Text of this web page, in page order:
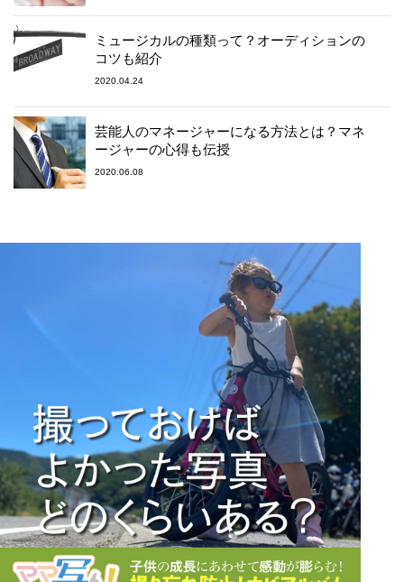
ミュージカルの種類って？オーディションの
コツも紹介
2020.04.24
芸能人のマネージャーになる方法とは？マネ
ージャーの心得も伝授
2020.06.08